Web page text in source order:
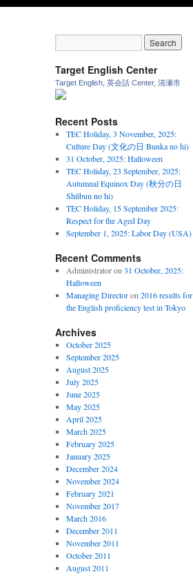
Target English Center
Target English, 英会話 Center, 清瀬市
Recent Posts
TEC Holiday, 3 November, 2025:
Culture Day (文化の日 Bunka no hi)
31 October, 2025: Halloween
TEC Holiday, 23 September, 2025:
Autumnal Equinox Day (秋分の日
Shūbun no hi)
TEC Holiday, 15 September 2025:
Respect for the Aged Day
September 1, 2025: Labor Day (USA)
Recent Comments
Administratoron 31 October, 2025:
Halloween
Managing Directoron 2016 results for
the English proficiency test in Tokyo
Archives
October 2025
September 2025
August 2025
July 2025
June 2025
May 2025
April 2025
March 2025
February 2025
January 2025
December 2024
November 2024
February 2021
November 2017
March 2016
December 2011
November 2011
October 2011
August 2011